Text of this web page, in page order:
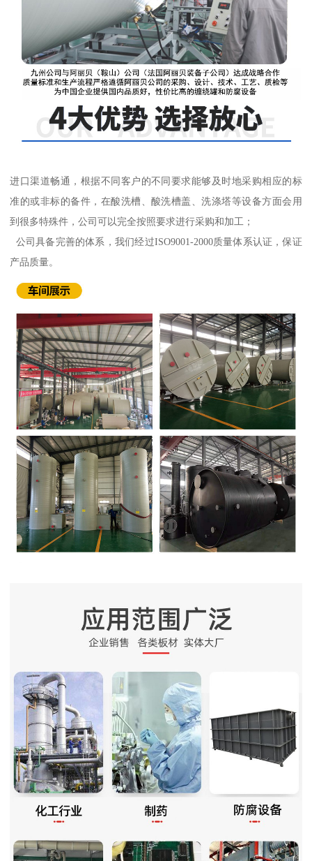
进口渠道畅通，根据不同客户的不同要求能够及时地采购相应的标
准的或非标的备件，在酸洗槽、酸洗槽盖、洗涤塔等设备方面会用
到很多特殊件，公司可以完全按照要求进行采购和加工；
公司具备完善的体系，我们经过ISO9001-2000质量体系认证，保证
产品质量。